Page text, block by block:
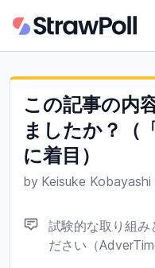
この記事の内
ましたか？（
に着目）
by Keisuke Kobayashi
試験的な取り組み
ださい（